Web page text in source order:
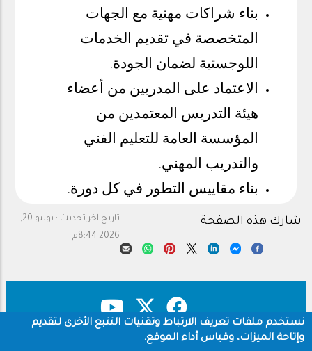
بناء شراكات مهنية مع الجهات
المتخصصة في تقديم الخدمات
اللوجستية لضمان الجودة.
الاعتماد على المدربين من أعضاء
هيئة التدريس المعتمدين من
المؤسسة العامة للتعليم الفني
والتدريب المهني.
بناء مقاييس التطور في كل دورة.
تاريخ آخر تحديث :
يوليو 20,
2026 8:44م
شارك هذه الصفحة
نستخدم ملفات تعريف الارتباط وتقنيات التتبع الأخرى لتقديم
وإتاحة الميزات، وقياس أداء الموقع.